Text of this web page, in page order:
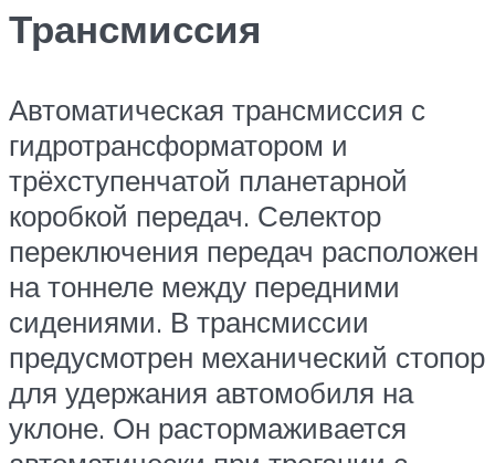
Трансмиссия
Автоматическая трансмиссия с
гидротрансформатором и
трёхступенчатой планетарной
коробкой передач. Селектор
переключения передач расположен
на тоннеле между передними
сидениями. В трансмиссии
предусмотрен механический стопор
для удержания автомобиля на
уклоне. Он растормаживается